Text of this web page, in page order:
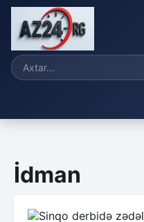
İdman